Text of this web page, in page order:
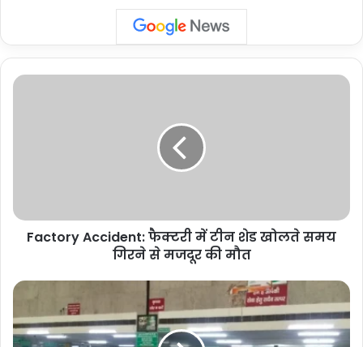
Factory
गिरने
मौत
Factory Accident: फैक्टरी में टीन शेड खोलते समय
गिरने से मजदूर की मौत
GIMS
Noida:
जिम्स